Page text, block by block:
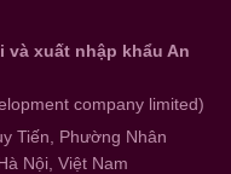
và xuất nhập khẩu An
company limited)
Tiến, Phường Nhân
Nội, Việt Nam